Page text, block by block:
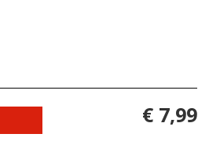
€ 7,99